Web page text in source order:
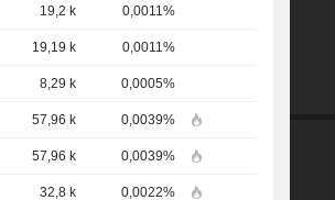
19,2 k 0,0011%
19,19 k 0,0011%
8,29 k 0,0005%
57,96 k 0,0039%
57,96 k 0,0039%
32,8 k 0,0022%